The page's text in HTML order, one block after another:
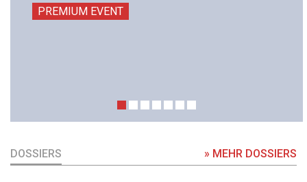
PREMIUM EVENT
DOSSIERS » MEHR DOSSIERS